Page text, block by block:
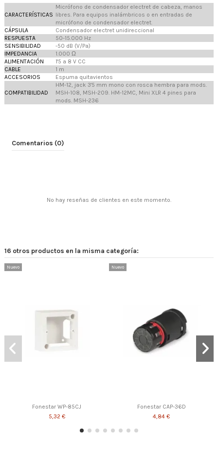
CARACTERÍSTICAS
Micrófono de condensador electret de cabeza, manos
libres. Para equipos inalámbricos o en entradas de
micrófono de condensador electret.
CÁPSULA
Condensador electret unidireccional
RESPUESTA
50-15.000 Hz
SENSIBILIDAD
-50 dB (V/Pa)
IMPEDANCIA
1.000 Ω
ALIMENTACIÓN
1'5 a 8 V CC
CABLE
1 m
ACCESORIOS
Espuma quitavientos
COMPATIBILIDAD
HM-12, jack 3'5 mm mono con rosca hembra para mods.
MSH-108, MSH-209. HM-12MC, Mini XLR 4 pines para
mods. MSH-236
Comentarios (0)
No hay reseñas de clientes en este momento.
16 otros productos en la misma categoría:
Nuevo
Fonestar WP-85CJ
5,32 €
Nuevo
Fonestar CAP-36D
4,84 €